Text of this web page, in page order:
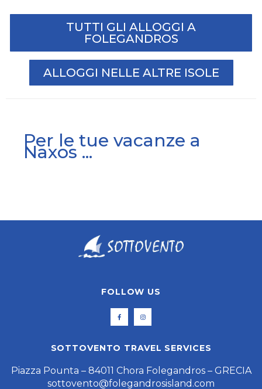
TUTTI GLI ALLOGGI A
FOLEGANDROS
ALLOGGI NELLE ALTRE ISOLE
Per le tue vacanze a
Naxos ...
FOLLOW US
SOTTOVENTO TRAVEL SERVICES
Piazza Pounta – 84011 Chora Folegandros – GRECIA
sottovento@folegandrosisland.com